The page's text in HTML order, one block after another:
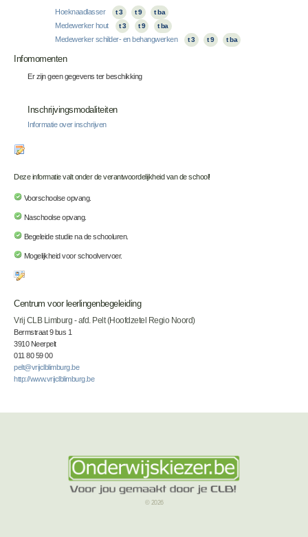
Hoeknaadlasser t 3 t 9 t ba
Medewerker hout t 3 t 9 t ba
Medewerker schilder- en behangwerken t 3 t 9 t ba
Infomomenten
Er zijn geen gegevens ter beschikking
Inschrijvingsmodaliteiten
Informatie over inschrijven
Deze informatie valt onder de verantwoordelijkheid van de school!
Voorschoolse opvang.
Naschoolse opvang.
Begeleide studie na de schooluren.
Mogelijkheid voor schoolvervoer.
Centrum voor leerlingenbegeleiding
Vrij CLB Limburg - afd. Pelt (Hoofdzetel Regio Noord)
Bermstraat 9 bus 1
3910 Neerpelt
011 80 59 00
pelt@vrijclblimburg.be
http://www.vrijclblimburg.be
© 2026